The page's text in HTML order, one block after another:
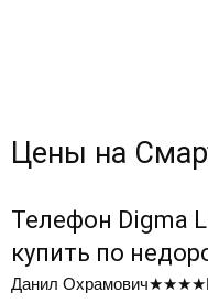
Цены на
Телефон Digma
купить по
Данил Охрамович★★★★